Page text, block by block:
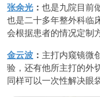
张余光 ： 也是九院目前
也是二十多年整外科临
会根据患者的情况定制
金云波 ： 主打内窥镜微
验，还有他所主打的外
同样可以一次性解决眼